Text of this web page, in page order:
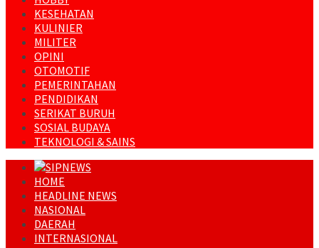
KESEHATAN
KULINIER
MILITER
OPINI
OTOMOTIF
PEMERINTAHAN
PENDIDIKAN
SERIKAT BURUH
SOSIAL BUDAYA
TEKNOLOGI & SAINS
HOME
HEADLINE NEWS
NASIONAL
DAERAH
INTERNASIONAL